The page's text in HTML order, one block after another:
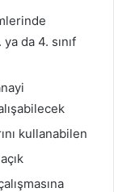
da 4. sınıf
kullanabilen